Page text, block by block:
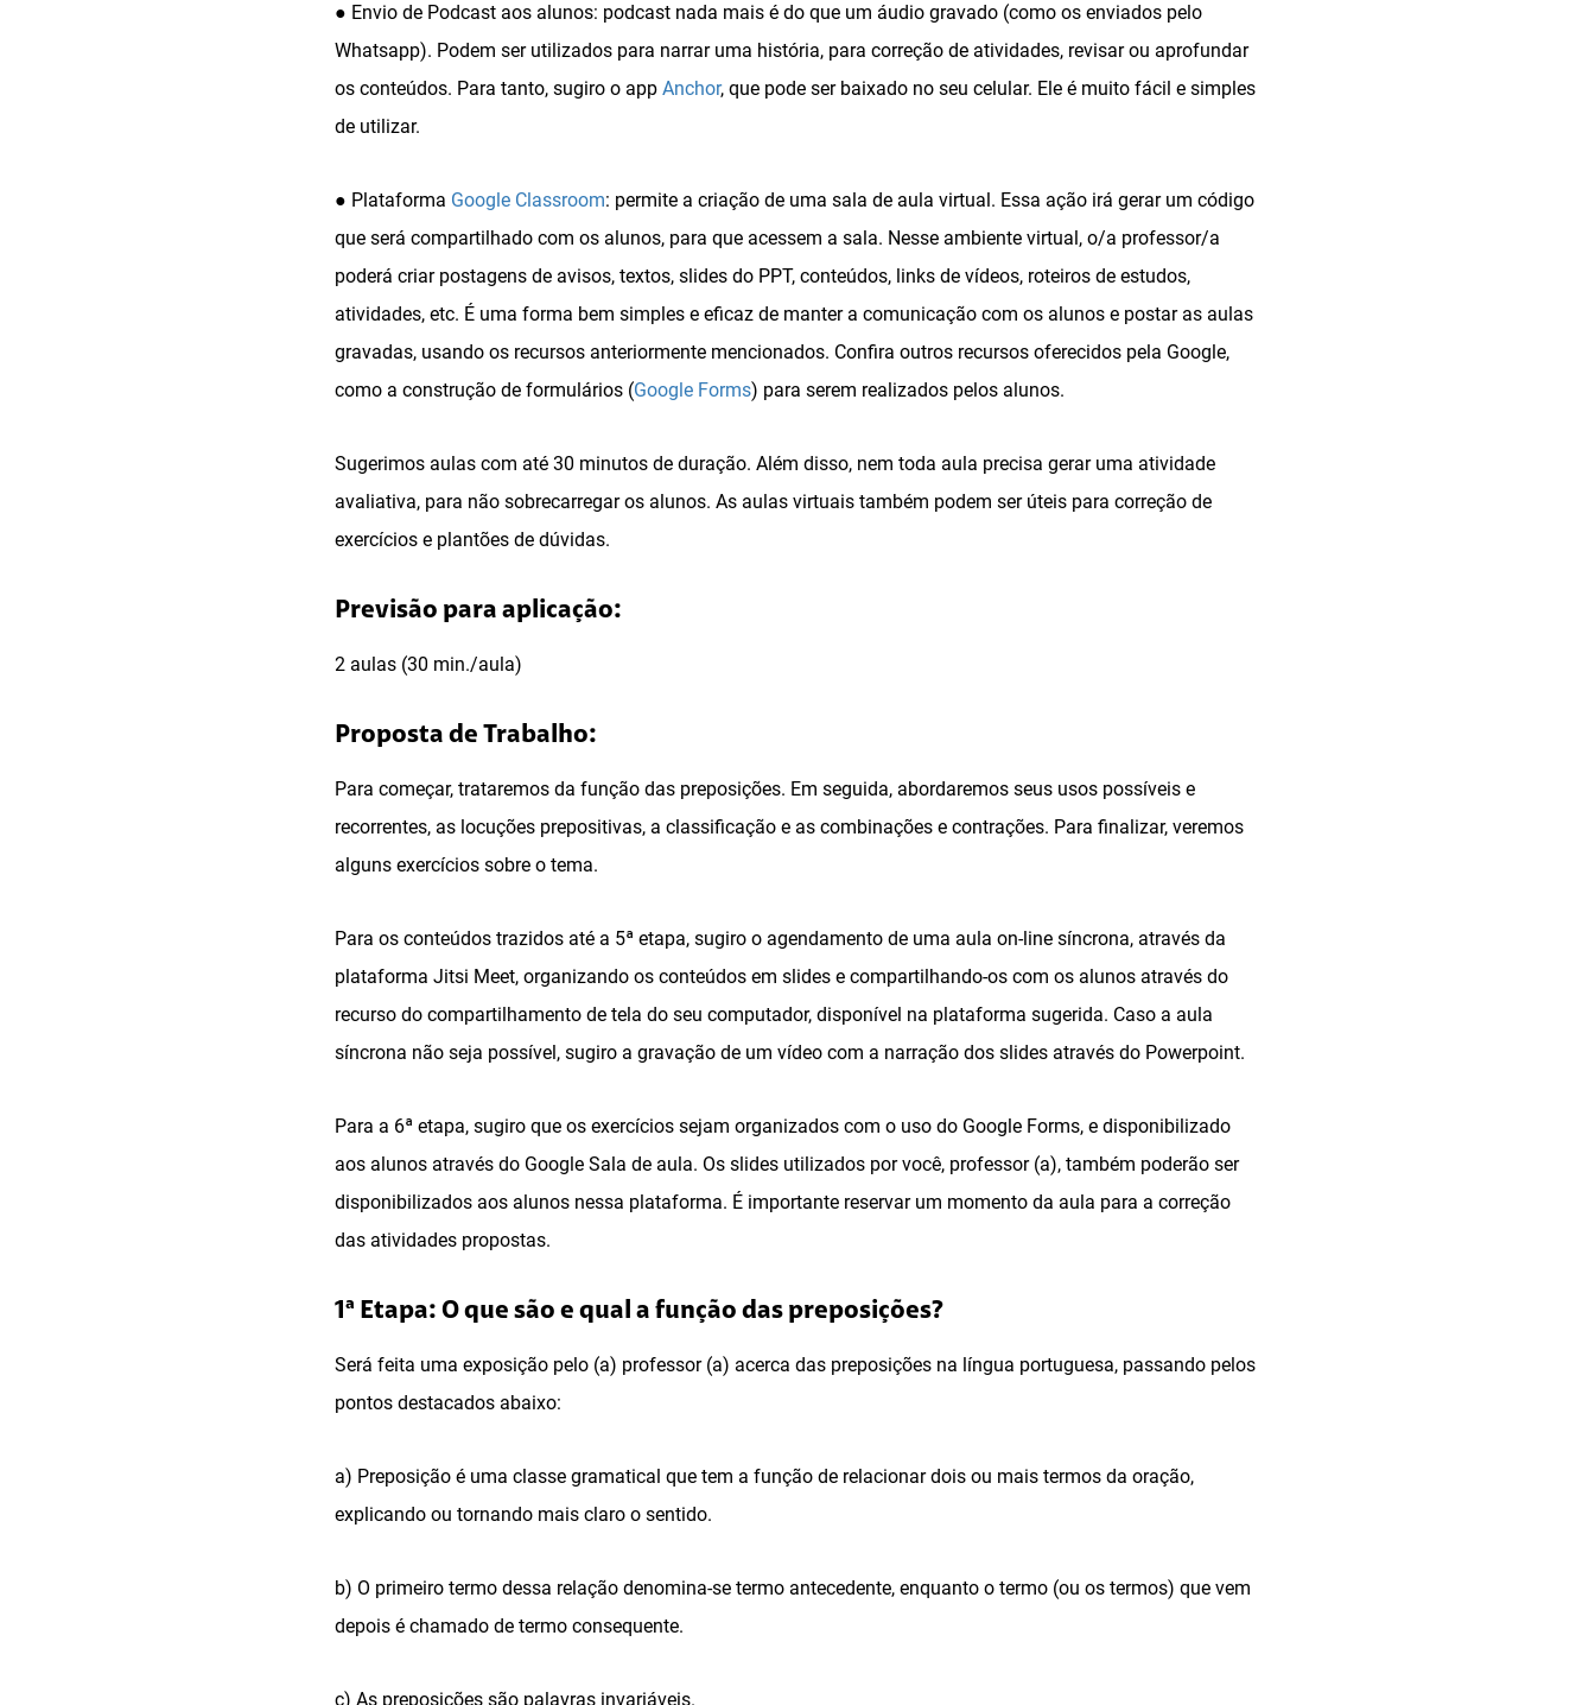
● Envio de Podcast aos alunos: podcast nada mais é do que um áudio gravado (como os enviados pelo
Whatsapp). Podem ser utilizados para narrar uma história, para correção de atividades, revisar ou aprofundar
os conteúdos. Para tanto, sugiro o app Anchor, que pode ser baixado no seu celular. Ele é muito fácil e simples
de utilizar.
● Plataforma Google Classroom: permite a criação de uma sala de aula virtual. Essa ação irá gerar um código
que será compartilhado com os alunos, para que acessem a sala. Nesse ambiente virtual, o/a professor/a
poderá criar postagens de avisos, textos, slides do PPT, conteúdos, links de vídeos, roteiros de estudos,
atividades, etc. É uma forma bem simples e eficaz de manter a comunicação com os alunos e postar as aulas
gravadas, usando os recursos anteriormente mencionados. Confira outros recursos oferecidos pela Google,
como a construção de formulários (Google Forms) para serem realizados pelos alunos.
Sugerimos aulas com até 30 minutos de duração. Além disso, nem toda aula precisa gerar uma atividade
avaliativa, para não sobrecarregar os alunos. As aulas virtuais também podem ser úteis para correção de
exercícios e plantões de dúvidas.
Previsão para aplicação:
2 aulas (30 min./aula)
Proposta de Trabalho:
Para começar, trataremos da função das preposições. Em seguida, abordaremos seus usos possíveis e
recorrentes, as locuções prepositivas, a classificação e as combinações e contrações. Para finalizar, veremos
alguns exercícios sobre o tema.
Para os conteúdos trazidos até a 5ª etapa, sugiro o agendamento de uma aula on-line síncrona, através da
plataforma Jitsi Meet, organizando os conteúdos em slides e compartilhando-os com os alunos através do
recurso do compartilhamento de tela do seu computador, disponível na plataforma sugerida. Caso a aula
síncrona não seja possível, sugiro a gravação de um vídeo com a narração dos slides através do Powerpoint.
Para a 6ª etapa, sugiro que os exercícios sejam organizados com o uso do Google Forms, e disponibilizado
aos alunos através do Google Sala de aula. Os slides utilizados por você, professor (a), também poderão ser
disponibilizados aos alunos nessa plataforma. É importante reservar um momento da aula para a correção
das atividades propostas.
1ª Etapa: O que são e qual a função das preposições?
Será feita uma exposição pelo (a) professor (a) acerca das preposições na língua portuguesa, passando pelos
pontos destacados abaixo:
a) Preposição é uma classe gramatical que tem a função de relacionar dois ou mais termos da oração,
explicando ou tornando mais claro o sentido.
b) O primeiro termo dessa relação denomina-se termo antecedente, enquanto o termo (ou os termos) que vem
depois é chamado de termo consequente.
c) As preposições são palavras invariáveis.